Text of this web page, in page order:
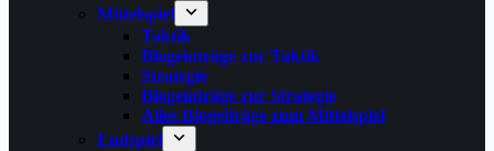
Mittelspiel
Taktik
Blogeinträge zur Taktik
Strategie
Blogeinträge zur Strategie
Alles Blogeiträge zum Mittelspiel
Endspiel